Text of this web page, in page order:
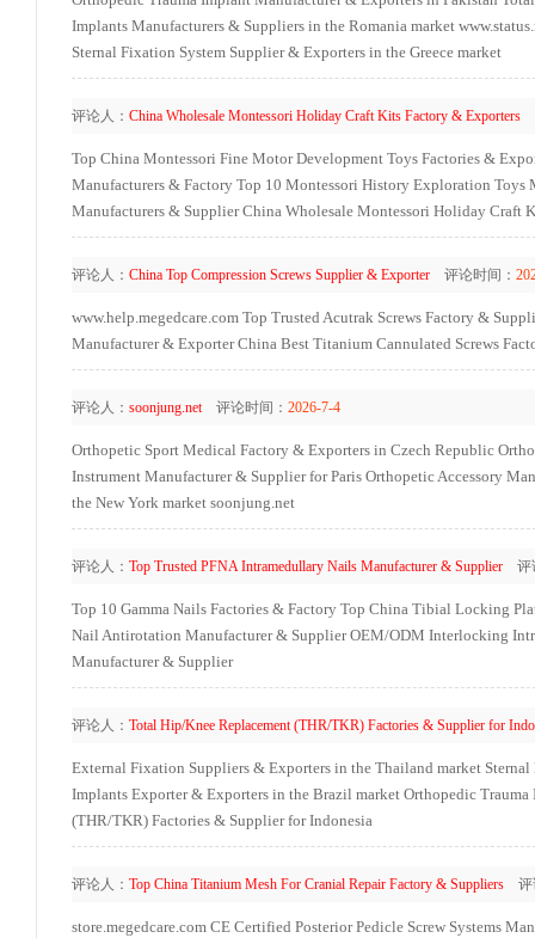
Implants Manufacturers & Suppliers in the Romania market
Sternal Fixation System Supplier & Exporters in the Greece market
评论人： China Wholesale Montessori Holiday Craft Kits Factory & Exporters
Top China Montessori Fine Motor Development Toys Factories &
Manufacturers & Factory Top 10 Montessori History Exploration Toys
Manufacturers & Supplier China Wholesale Montessori Holiday Craft
评论人： China Top Compression Screws Supplier & Exporter 评论时间：
www.help.megedcare.com Top Trusted Acutrak Screws Factory &
Manufacturer & Exporter China Best Titanium Cannulated Screws
评论人： soonjung.net评论时间： 2026-7-4
Orthopetic Sport Medical Factory & Exporters in Czech Republic
Instrument Manufacturer & Supplier for Paris Orthopetic Accessory
the New York market soonjung.net
评论人： Top Trusted PFNA Intramedullary Nails Manufacturer & Supplier 评
Top 10 Gamma Nails Factories & Factory Top China Tibial Locking
Nail Antirotation Manufacturer & Supplier OEM/ODM Interlocking
Manufacturer & Supplier
评论人： Total Hip/Knee Replacement (THR/TKR) Factories & Supplier for
External Fixation Suppliers & Exporters in the Thailand market
Implants Exporter & Exporters in the Brazil market Orthopedic
(THR/TKR) Factories & Supplier for Indonesia
评论人： Top China Titanium Mesh For Cranial Repair Factory & Suppliers 评
store.megedcare.com CE Certified Posterior Pedicle Screw Systems